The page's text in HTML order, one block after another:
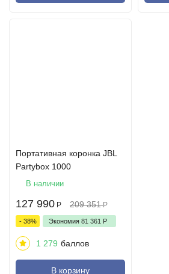
Портативная коронка JBL
Partybox 1000
В наличии
127 990 Р 209 351 Р
- 38% Экономия 81 361 Р
1 279 баллов
В корзину